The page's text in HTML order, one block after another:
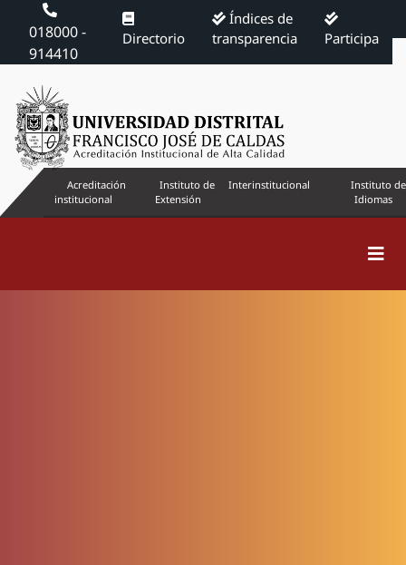
018000 -
914410
Directorio
Índices de
transparencia
Participa
Acreditación
institucional
Instituto de
Extensión
Interinstitucional
Instituto de
Idiomas